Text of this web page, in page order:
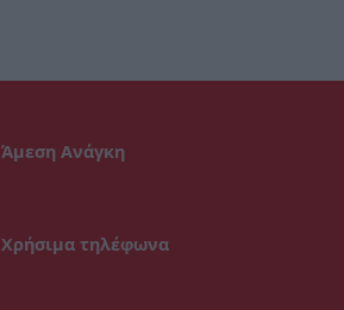
Άμεση Ανάγκη
Χρήσιμα τηλέφωνα